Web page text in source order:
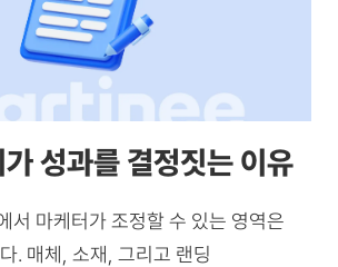
성과를 결정짓는 이유
서 마케터가 조정할 수 있는 영역은
. 매체, 소재, 그리고 랜딩